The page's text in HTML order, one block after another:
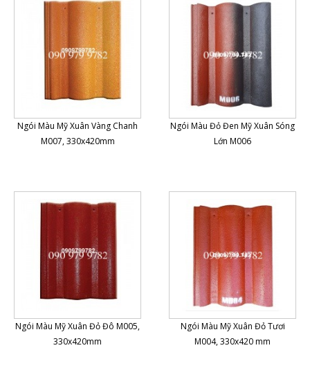
Ngói Màu Mỹ Xuân Vàng Chanh
M007, 330x420mm
Ngói Màu Đỏ Đen Mỹ Xuân Sóng
Lớn M006
Ngói Màu Mỹ Xuân Đỏ Đô M005,
330x420mm
Ngói Màu Mỹ Xuân Đỏ Tươi
M004, 330x420 mm